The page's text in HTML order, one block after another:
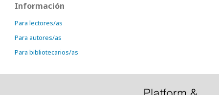
Información
Para lectores/as
Para autores/as
Para bibliotecarios/as